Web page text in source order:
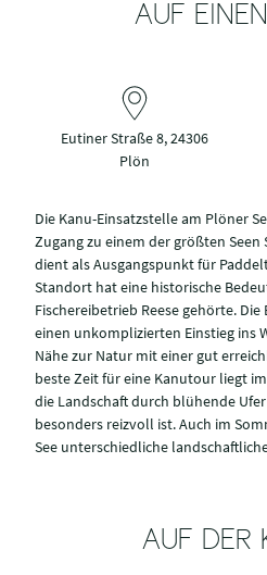
AUF
Eutiner Straße 8, 24306
Plön
Die Kanu-Einsatzstelle am Plöner
Zugang zu einem der größten Seen
dient als Ausgangspunkt für
Standort hat eine historische
Fischereibetrieb Reese gehörte.
einen unkomplizierten Einstieg ins
Nähe zur Natur mit einer gut
beste Zeit für eine Kanutour liegt
die Landschaft durch blühende
besonders reizvoll ist. Auch im
See unterschiedliche
AUF DER